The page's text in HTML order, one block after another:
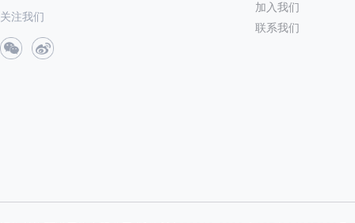
关注我们
加入我们
联系我们